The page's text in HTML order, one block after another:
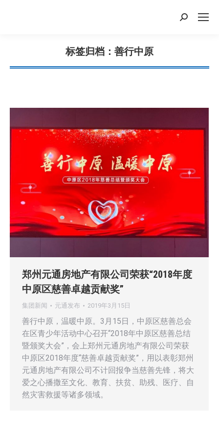
搜
标签归档： 善行中原
您在这里：
郑州元通房地产有限公司荣获“2018年度
中原区慈善卓越贡献奖”
集团新闻 元通发布 2019年3月15日
善行中原，温暖中原。3月15日，中原区慈善总会
在区青少年活动中心召开“2018年中原区慈善总结
暨颁奖大会”，会上郑州元通房地产有限公司荣获
中原区2018年度“慈善卓越贡献奖”，用以表彰郑州
元通房地产有限公司不计回报争当慈善先锋，将大
爱之心播撒至文化、教育、扶贫、助残、医疗、自
然灾害救援等诸多领域。